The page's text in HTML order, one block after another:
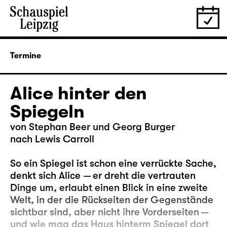
Termine
Alice hinter den
Spiegeln
von Stephan Beer und Georg Burger
nach Lewis Carroll
So ein Spiegel ist schon eine verrückte Sache,
denkt sich Alice — er dreht die vertrauten
Dinge um, erlaubt einen Blick in eine zweite
Welt, in der die Rückseiten der Gegenstände
sichtbar sind, aber nicht ihre Vorderseiten —
und wie mag das Haus hinterm Spiegel dort